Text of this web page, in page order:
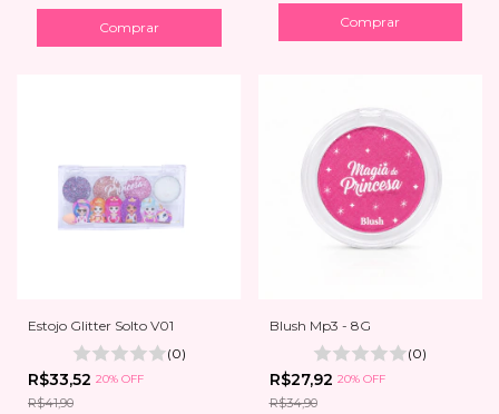
Estojo Glitter Solto V01
(0)
R$33,52 20% OFF
R$41,90
Blush Mp3 - 8G
(0)
R$27,92 20% OFF
R$34,90